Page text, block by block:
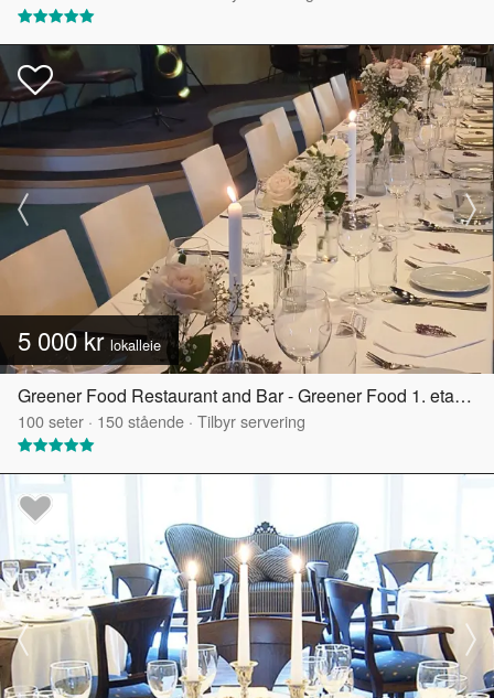
5 000 krlokalleie
Greener Food Restaurant and Bar - Greener Food 1. etasje
100seter · 150stående · Tilbyr servering